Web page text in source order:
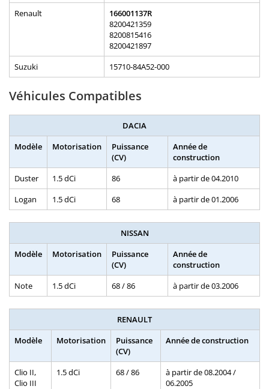
Renault
166001137R
8200421359
8200815416
8200421897
Suzuki
15710-84A52-000
Véhicules Compatibles
DACIA
Modèle
Motorisation
Puissance
(CV)
Année de
construction
Duster
1.5 dCi 86
à partir de 04.2010
Logan
1.5 dCi 68 à partir de 01.2006
NISSAN
Modèle
Motorisation
Puissance
(CV)
Année de
construction
Note
1.5 dCi 68 / 86 à partir de 03.2006
RENAULT
Modèle
Motorisation
Puissance
(CV)
Année de construction
Clio II,
Clio III
1.5 dCi 68 / 86
à partir de 08.2004 /
06.2005